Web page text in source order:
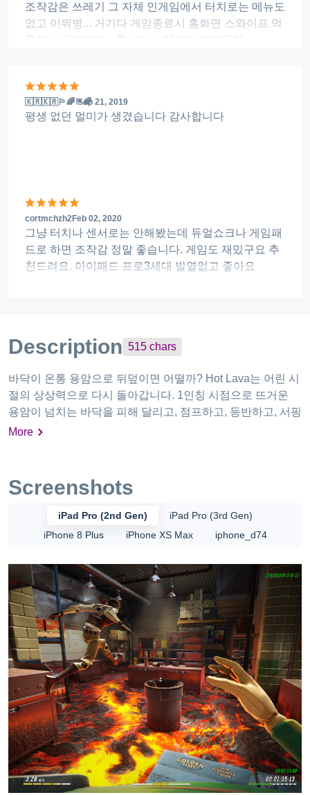
조작감은 쓰레기 그 자체 인게임에서 터치로는 메뉴도
없고 이뭐병... 거기다 게임종료시 홈화면 스와이프 먹
통되는 버그까지... 환상의 쓰레기가 따로읎다
🇰🇷🇰🇷🏳️‍🌈🏳️‍🌈Sep 21, 2019
평생 없던 멀미가 생겼습니다 감사합니다
cortmchzh2Feb 02, 2020
그냥 터치나 센서로는 안해봤는데 듀얼쇼크나 게임패
드로 하면 조작감 정말 좋습니다. 게임도 재밌구요 추
천드려요. 아이패드 프로3세대 발열없고 좋아요
Description 515 chars
바닥이 온통 용암으로 뒤덮이면 어떨까? Hot Lava는 어린 시
절의 상상력으로 다시 돌아갑니다. 1인칭 시점으로 뜨거운
용암이 넘치는 바닥을 피해 달리고, 점프하고, 등반하고, 서핑
하세요. 진한 향수를 느끼며 흥분, 기쁨, 혼돈의 순간을 다시
있는 위험한 장애물을 정복하세요. 무엇을 하든… 바닥에 발
이 닿으면 안됩니다! 특징 함께 플레이하기: 드롭인-드롭아웃
멀티플레이어로 최대 4인까지 도전적인 세계를 정복하세요.
가로지르기: 용암이 가득한 세계에서 1인칭 시점으로 달리
완벽하게 움직이려면 노력과 스킬이 필요합니다. 탐험: 어린
시절의 향수로 가득 찬 상상의 세계. 경쟁: 친구 순위표에서
이기기 위해 지름길을 이용하고 빠르게 움직이세요. 회피: 용
암, 유독한 폐기물, 바닥 없는 구덩이, 분쇄기. 구석구석에 위
험이 있어요.
More
Screenshots
iPad Pro (2nd Gen)
iPad Pro (3rd Gen)
iPhone 8 Plus
iPhone XS Max iphone_d74